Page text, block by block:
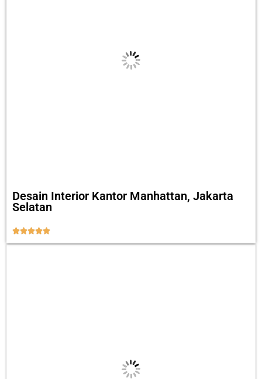
Desain Interior Kantor Manhattan, Jakarta
Selatan
